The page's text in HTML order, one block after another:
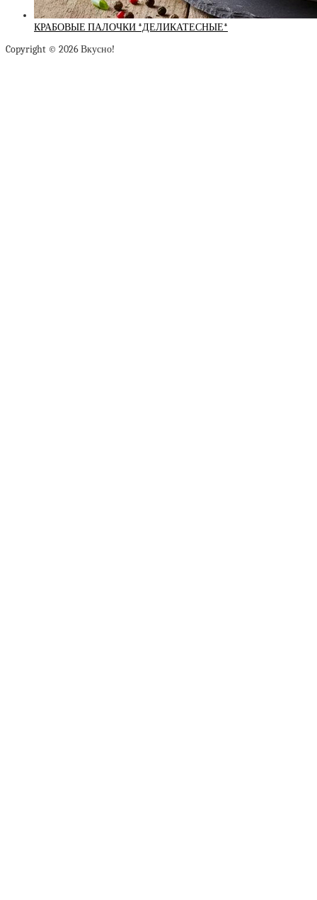
КРАБОВЫЕ ПАЛОЧКИ *ДЕЛИКАТЕСНЫЕ*
Copyright © 2026 Вкусно!